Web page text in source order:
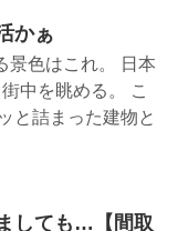
かぁ
景色はこれ。 日本
中を眺める。 こ
と詰まった建物と
しても…【間取